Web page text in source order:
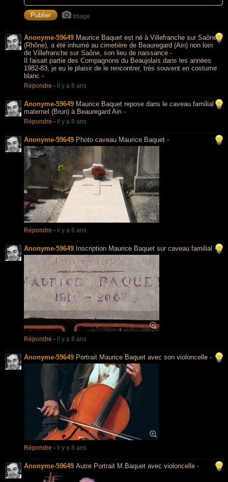
Image
Anonyme-59649 Maurice Baquet est né à Villefranche sur Saône
(Rhône), a été inhumé au cimetière de Beauregard (Ain) non loin
de Villefranche sur Saône, son lieu de naissance -
Il faisait partie des Compagnons du Beaujolais dans les années
1982-83, je eu le plaisir de le rencontrer, très souvent en costume
blanc -
Répondre - il y a 8 ans
Anonyme-59649 Maurice Baquet repose dans le caveau familial
maternel (Brun) à Beauregard Ain -
Répondre - il y a 8 ans
Anonyme-59649 Photo caveau Maurice Baquet -
Répondre - il y a 8 ans
Anonyme-59649 Inscription Maurice Baquet sur caveau familial -
Répondre - il y a 8 ans
Anonyme-59649 Portrait Maurice Baquet avec son violoncelle -
Répondre - il y a 8 ans
Anonyme-59649 Autre Portrait M.Baquet avec violoncelle -